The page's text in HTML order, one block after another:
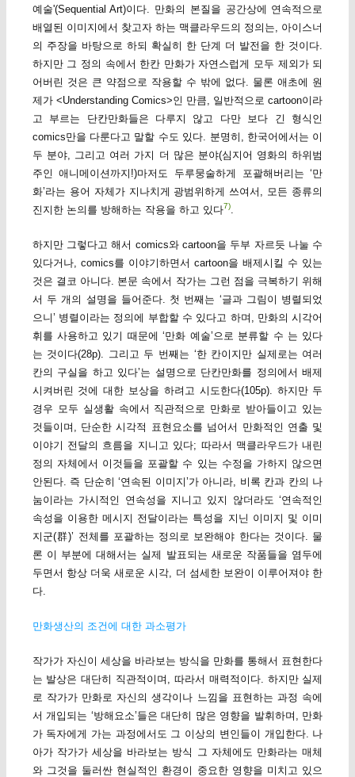
예술'(Sequential Art)이다. 만화의 본질을 공간상에 연속적으로
배열된 이미지에서 찾고자 하는 맥클라우드의 정의는, 아이스너
의 주장을 바탕으로 하되 확실히 한 단계 더 발전을 한 것이다.
하지만 그 정의 속에서 한칸 만화가 자연스럽게 모두 제외가 되
어버린 것은 큰 약점으로 작용할 수 밖에 없다. 물론 애초에 원
제가 <Understanding Comics>인 만큼, 일반적으로 cartoon이라
고 부르는 단칸만화들은 다루지 않고 다만 보다 긴 형식인
comics만을 다룬다고 말할 수도 있다. 분명히, 한국어에서는 이
두 분야, 그리고 여러 가지 더 많은 분야(심지어 영화의 하위범
주인 애니메이션까지!)마저도 두루뭉술하게 포괄해버리는 ‘만
화’라는 용어 자체가 지나치게 광범위하게 쓰여서, 모든 종류의
진지한 논의를 방해하는 작용을 하고 있다7).
하지만 그렇다고 해서 comics와 cartoon을 두부 자르듯 나눌 수
있다거나, comics를 이야기하면서 cartoon을 배제시킬 수 있는
것은 결코 아니다. 본문 속에서 작가는 그런 점을 극복하기 위해
서 두 개의 설명을 들어준다. 첫 번째는 ‘글과 그림이 병렬되었
으니’ 병렬이라는 정의에 부합할 수 있다고 하며, 만화의 시각어
휘를 사용하고 있기 때문에 ‘만화 예술’으로 분류할 수 는 있다
는 것이다(28p). 그리고 두 번째는 ‘한 칸이지만 실제로는 여러
칸의 구실을 하고 있다’는 설명으로 단칸만화를 정의에서 배제
시켜버린 것에 대한 보상을 하려고 시도한다(105p). 하지만 두
경우 모두 실생활 속에서 직관적으로 만화로 받아들이고 있는
것들이며, 단순한 시각적 표현요소를 넘어서 만화적인 연출 및
이야기 전달의 흐름을 지니고 있다; 따라서 맥클라우드가 내린
정의 자체에서 이것들을 포괄할 수 있는 수정을 가하지 않으면
안된다. 즉 단순히 ‘연속된 이미지’가 아니라, 비록 칸과 칸의 나
눔이라는 가시적인 연속성을 지니고 있지 않더라도 ‘연속적인
속성을 이용한 메시지 전달이라는 특성을 지닌 이미지 및 이미
지군(群)’ 전체를 포괄하는 정의로 보완해야 한다는 것이다. 물
론 이 부분에 대해서는 실제 발표되는 새로운 작품들을 염두에
두면서 항상 더욱 새로운 시각, 더 섬세한 보완이 이루어져야 한
다.
만화생산의 조건에 대한 과소평가
작가가 자신이 세상을 바라보는 방식을 만화를 통해서 표현한다
는 발상은 대단히 직관적이며, 따라서 매력적이다. 하지만 실제
로 작가가 만화로 자신의 생각이나 느낌을 표현하는 과정 속에
서 개입되는 ‘방해요소’들은 대단히 많은 영향을 발휘하며, 만화
가 독자에게 가는 과정에서도 그 이상의 변인들이 개입한다. 나
아가 작가가 세상을 바라보는 방식 그 자체에도 만화라는 매체
와 그것을 둘러싼 현실적인 환경이 중요한 영향을 미치고 있으